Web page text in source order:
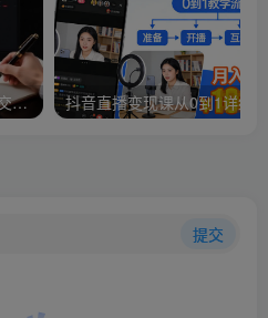
淘高客单私房课：高客单成交的3个核心基础，1个实操法宝
提交